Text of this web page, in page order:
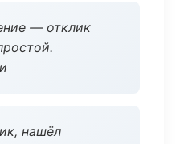
— отклик
нашёл